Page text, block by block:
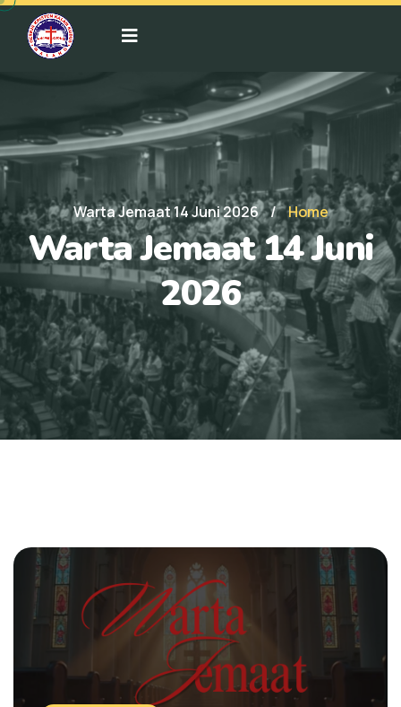
Warta Jemaat 14 Juni 2026 / Home
Warta Jemaat 14 Juni
2026